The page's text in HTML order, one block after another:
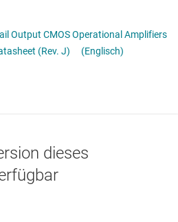
Output CMOS Operational Amplifiers
(Rev. J)
(Englisch)
dieses